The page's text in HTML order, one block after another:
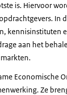
is. Hiervoor
kennisinstituten
aan het
Economische
Ze